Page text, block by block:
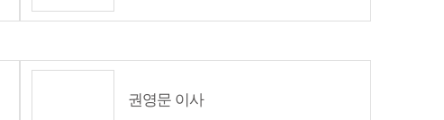
권영문 이사